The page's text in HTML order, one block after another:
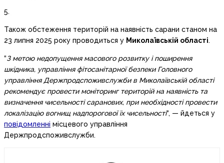
5.
Також обстеження територій на наявність сарани станом на
23 липня 2025 року проводиться у Миколаївській області.
“З метою недопущення масового розвитку і поширення
шкідника, управління фітосанітарної безпеки Головного
управління Держпродспоживслужби в Миколаївській області
рекомендує провести моніторинг територій на наявність та
визначення чисельності саранових, при необхідності провести
локалізацію вогнищ надпорогової їх чисельності“, — йдеться у
повідомленні місцевого управління
Держпродспоживслужби.